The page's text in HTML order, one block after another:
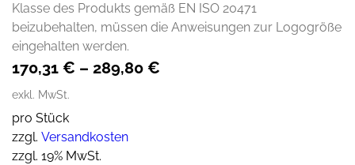
Klasse des Produkts gemäß EN ISO 20471
beizubehalten, müssen die Anweisungen zur Logogröße
eingehalten werden.
170,31 € – 289,80 €
exkl. MwSt.
pro Stück
zzgl. Versandkosten
zzgl. 19% MwSt.